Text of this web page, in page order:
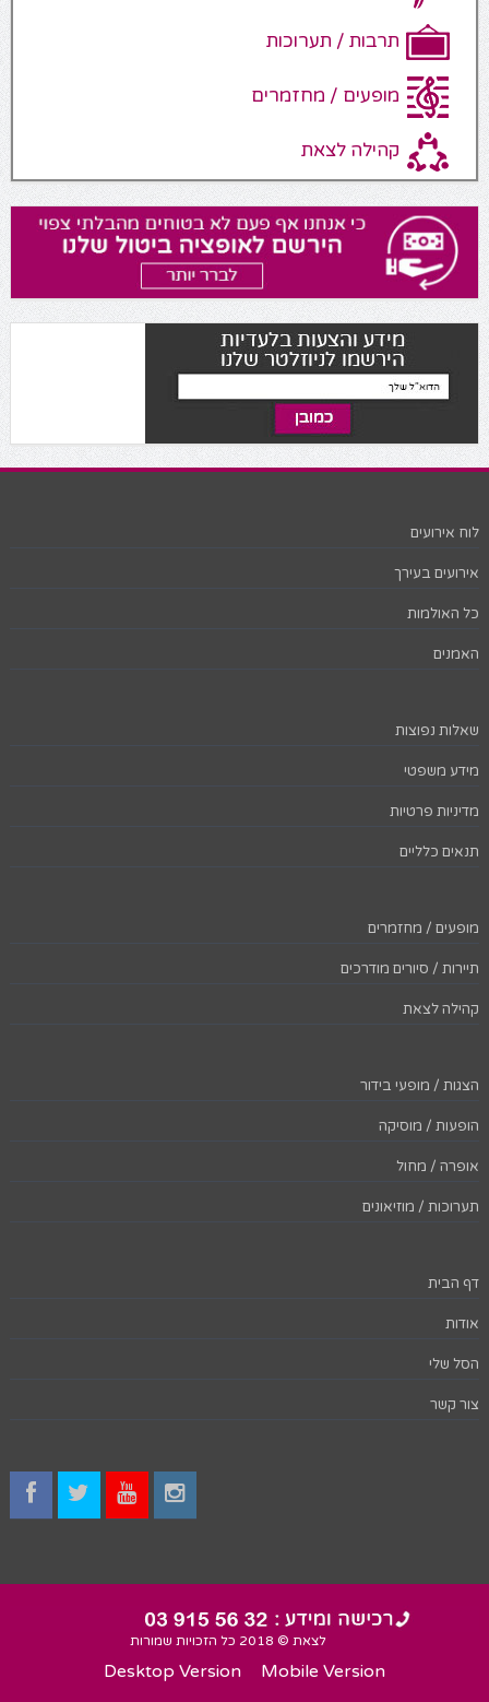
תרבות / תערוכות
מופעים / מחזמרים
קהילה לצאת
לוח אירועים
אירועים בעירך
כל האולמות
האמנים
שאלות נפוצות
מידע משפטי
מדיניות פרטיות
תנאים כלליים
מופעים / מחזמרים
תיירות / סיורים מודרכים
קהילה לצאת
הצגות / מופעי בידור
הופעות / מוסיקה
אופרה / מחול
תערוכות / מוזיאונים
דף הבית
אודות
הסל שלי
צור קשר
לצאת © 2018 כל הזכויות שמורות
Desktop Version Mobile Version